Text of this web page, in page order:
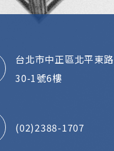
台北市中正區北平東路
30-1號6樓
(02)2388-1707